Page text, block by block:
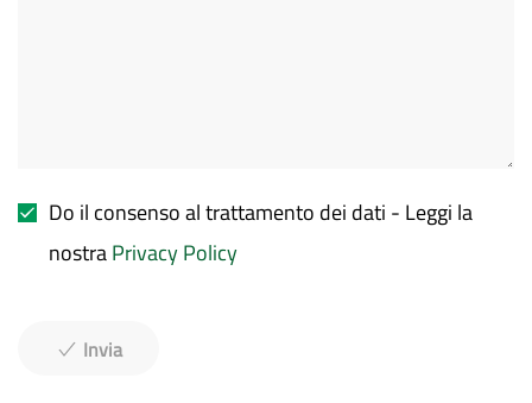
Do il consenso al trattamento dei dati - Leggi la
nostraPrivacy Policy
Invia